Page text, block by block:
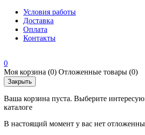
Условия работы
Доставка
Оплата
Контакты
0
Моя корзина (0) Отложенные товары (0)
Закрыть
Ваша корзина пуста. Выберите
каталоге
В настоящий момент у вас нет